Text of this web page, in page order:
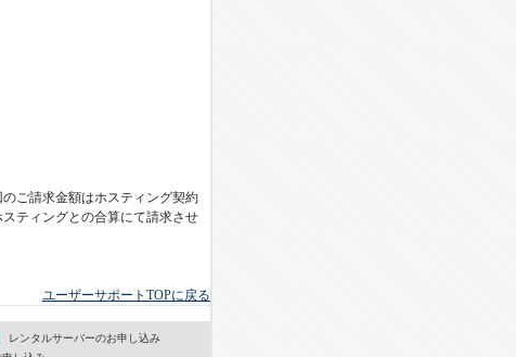
ご請求金額はホスティング契約
ティングとの合算にて請求させ
ユーザーサポートTOPに戻る
レンタルサーバーのお申し込み